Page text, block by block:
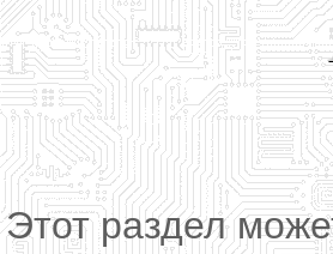
Этот раздел